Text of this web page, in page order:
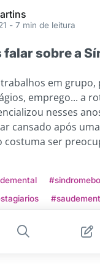
- 7 min de leitura
falar sobre a
em grupo,
emprego... a
nesses
cansado após
costuma ser